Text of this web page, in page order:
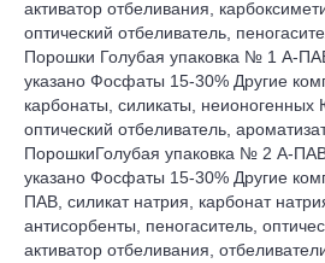
активатор отбеливания,
оптический отбеливатель,
Порошки Голубая упаковка № 1 А-
указано Фосфаты 15-30% Другие
карбонаты, силикаты, неионогенных
оптический отбеливатель,
ПорошкиГолубая упаковка № 2 А-ПАВ
указано Фосфаты 15-30% Другие
ПАВ, силикат натрия, карбонат
антисорбенты, пеногаситель,
активатор отбеливания,